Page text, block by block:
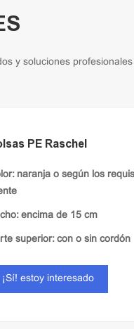
y soluciones
PE Raschel
naranja o según los
encima de 15 cm
superior: con o sin cordón
¡Sí! estoy interesado